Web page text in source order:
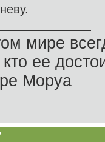
мире
кто ее
Моруа